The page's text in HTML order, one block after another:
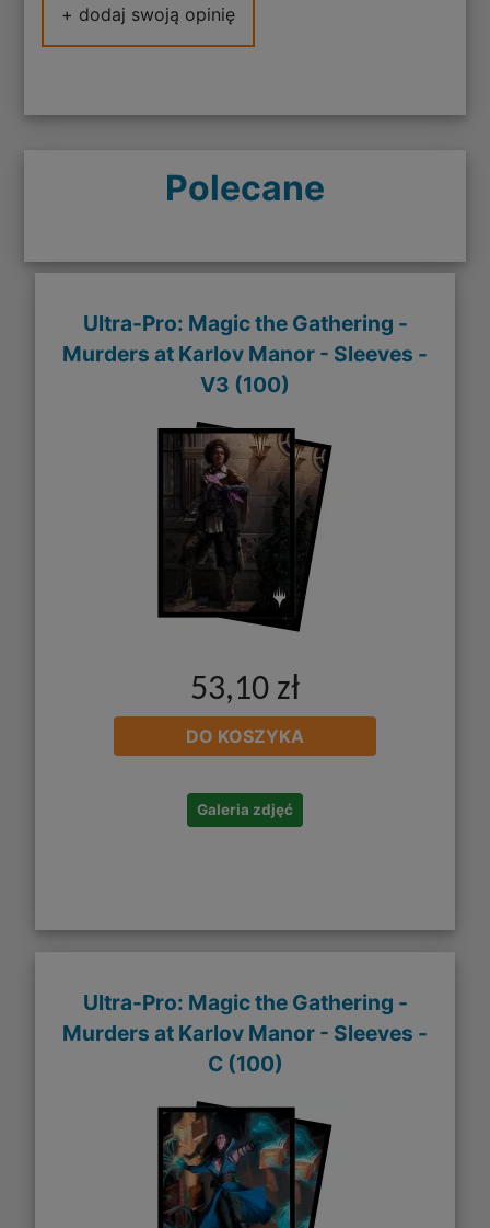
+ dodaj swoją opinię
Polecane
Ultra-Pro: Magic the Gathering -
Murders at Karlov Manor - Sleeves -
V3 (100)
53,10 zł
DO KOSZYKA
Galeria zdjęć
Ultra-Pro: Magic the Gathering -
Murders at Karlov Manor - Sleeves -
C (100)